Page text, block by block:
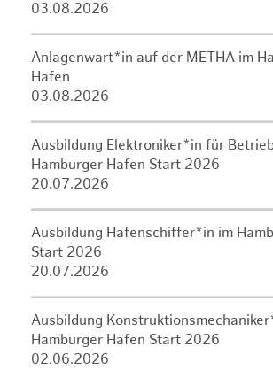
03.08.2026
Anlagenwart*in auf der METHA im
Hafen
03.08.2026
Ausbildung Elektroniker*in für
Hamburger Hafen Start 2026
20.07.2026
Ausbildung Hafenschiffer*in im
Start 2026
20.07.2026
Ausbildung
Hamburger Hafen Start 2026
02.06.2026